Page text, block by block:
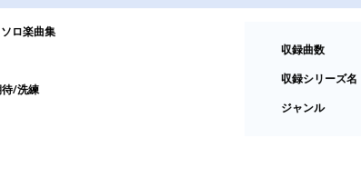
ロ楽曲集
/洗練
収録曲数
収録シリーズ名
ジャンル